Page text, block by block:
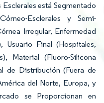
está Segmentado
Esclerales y Semi-
Irregular, Enfermedad
Final (Hospitales,
Material (Fluoro-Silicona
de Distribución (Fuera de
del Norte, Europa, y
se Proporcionan en